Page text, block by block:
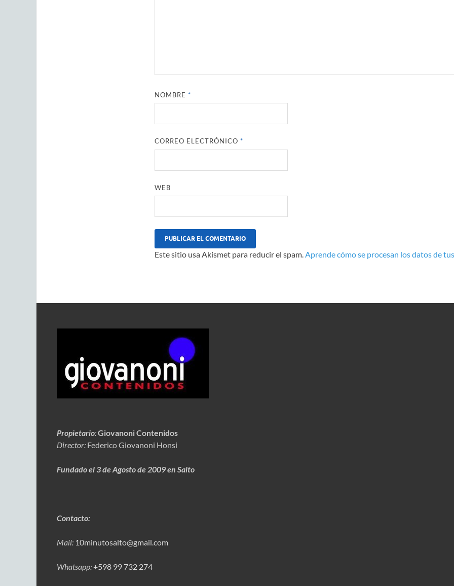
NOMBRE *
CORREO ELECTRÓNICO *
WEB
Este sitio usa Akismet para reducir el spam.Aprende cómo se procesan los datos de
Propietario:Giovanoni Contenidos
Director: Federico Giovanoni Honsi
Fundado el 3 de Agosto de 2009 en Salto
Contacto:
Mail: 10minutosalto@gmail.com
Whatsapp:+598 99 732 274